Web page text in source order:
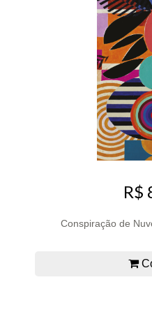
R$
Conspiração de